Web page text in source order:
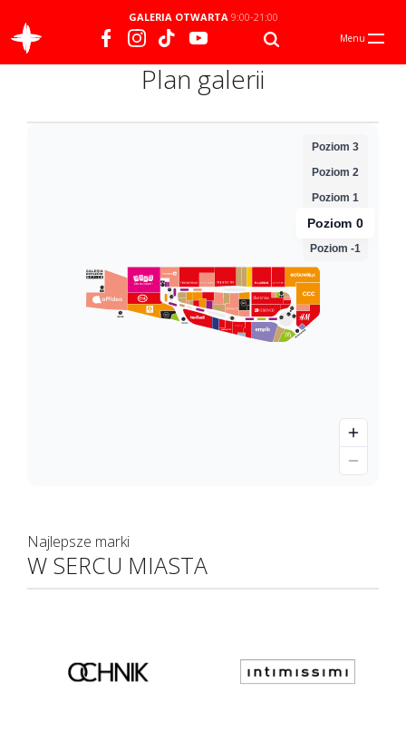
GALERIA OTWARTA9:00-21:00
Menu
Plan galerii
Najlepsze marki
W SERCU MIASTA